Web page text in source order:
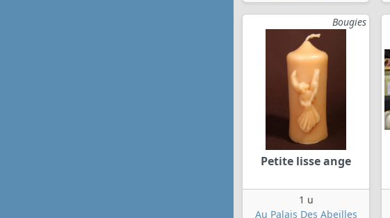
Bougies
Petite lisse ange
1 u
Au Palais Des Abeilles